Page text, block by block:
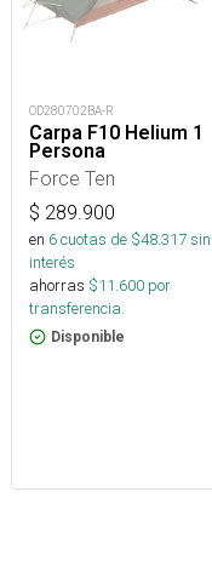
OD280702BA-R
Carpa F10 Helium 1
Persona
Force Ten
$ 289.900
en 6cuotas de $48.317sin
interés
ahorras $11.600 por
transferencia.
Disponible